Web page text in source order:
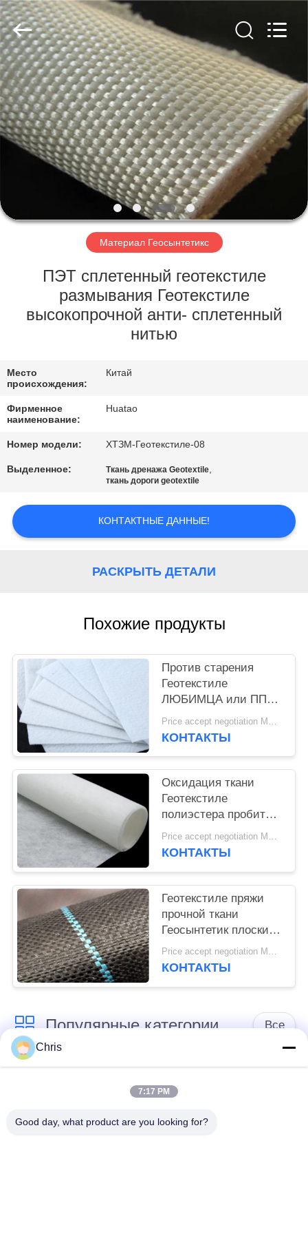
ДОМ
ПРОДУКТЫ
ПУТЕШЕСТВИЕ
ФАБРИКИ
ПРОВЕРКА
КАЧЕСТВА
МЫ
НОВОСТИ
СПРОСИТЕ
КАРТА
HUATAO
LOVER
LTD.
All
Rights
Reserved.
Материал Геосынтетикс
ПЭТ сплетенный геотекстиле
размывания Геотекстиле
высокопрочной анти- сплетенный
нитью
Место
происхождения:
Китай
Фирменное
наименование:
Huatao
Номер модели: ХТЗМ-Геотекстиле-08
Выделенное: Ткань дренажа Geotextile,
ткань дороги geotextile
КОНТАКТНЫЕ ДАННЫЕ!
РАСКРЫТЬ ДЕТАЛИ
Похожие продукты
Против старения
Геотекстиле
ЛЮБИМЦА или ПП
ткани стабилизации
Геотекстиле пробитое
Price accept negotiation MOQ:1sqm
КОНТАКТЫ
Оксидация ткани
Геотекстиле
полиэстера пробитая
иглой не сплетенная
не сплетенная анти-
Price accept negotiation MOQ:100sq.m.
КОНТАКТЫ
Геотекстиле пряжи
прочной ткани
Геосынтетик плоский
сплетенный ПП для
предотвращает траву
Price accept negotiation MOQ:1000 ск.м.
КОНТАКТЫ
Популярные категории Все
не сплетенный
Промышленный
ролик
Панели экрана
Промышленный
Chris
7:17 PM
Good day, what product are you looking for?